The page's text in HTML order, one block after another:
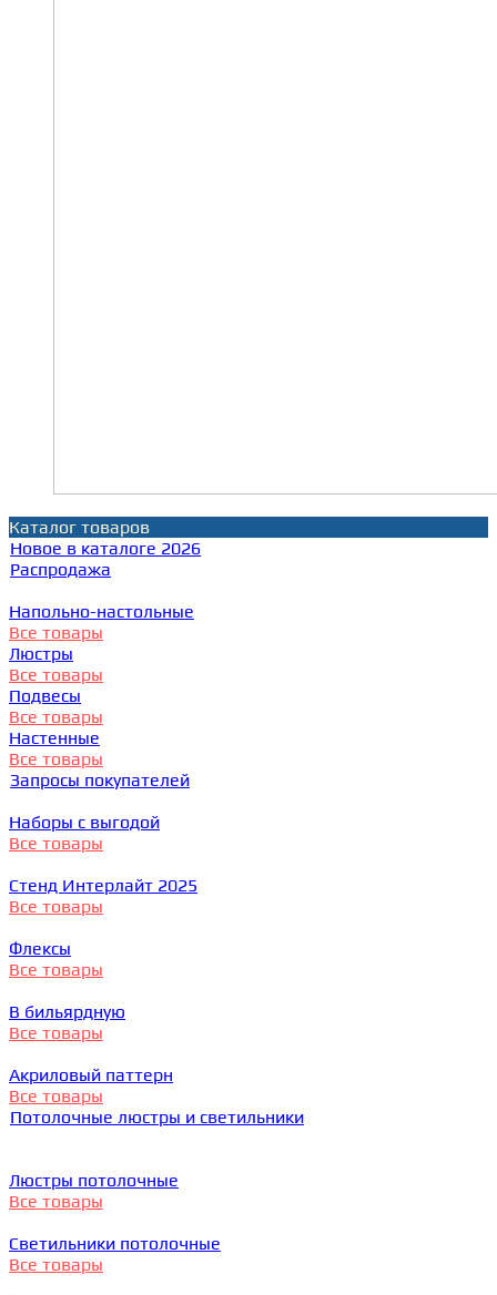
Каталог товаров
Новое в каталоге 2026
Распродажа
Напольно-настольные
Все товары
Люстры
Все товары
Подвесы
Все товары
Настенные
Все товары
Запросы покупателей
Наборы с выгодой
Все товары
Стенд Интерлайт 2025
Все товары
Флексы
Все товары
В бильярдную
Все товары
Акриловый паттерн
Все товары
Потолочные люстры и светильники
Люстры потолочные
Все товары
Светильники потолочные
Все товары